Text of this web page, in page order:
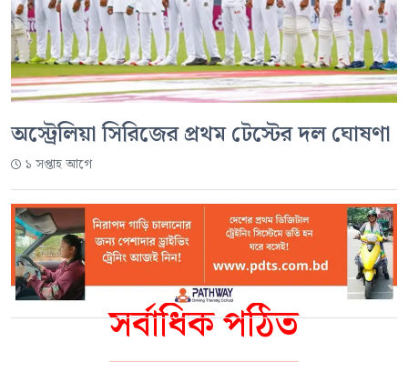
সর্বাধিক পঠিত
অস্ট্রেলিয়া সিরিজের প্রথম টেস্টের দল ঘোষণা
১ সপ্তাহ আগে